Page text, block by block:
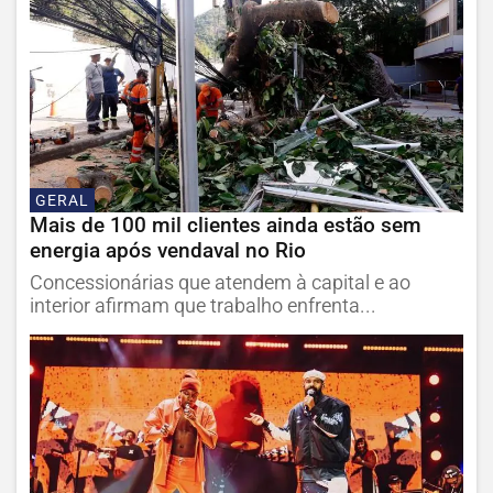
GERAL
Mais de 100 mil clientes ainda estão sem
energia após vendaval no Rio
Concessionárias que atendem à capital e ao
interior afirmam que trabalho enfrenta...